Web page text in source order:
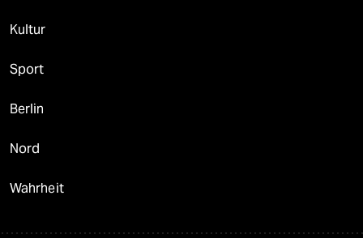
Kultur
Sport
Berlin
Nord
Wahrheit